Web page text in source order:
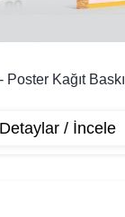
Poster Kağıt Baskı
Detaylar / İncele